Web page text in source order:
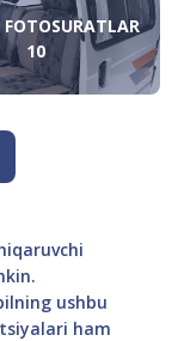
10
ushbu
ham